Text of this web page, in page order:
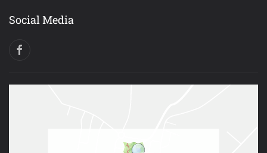
Social Media